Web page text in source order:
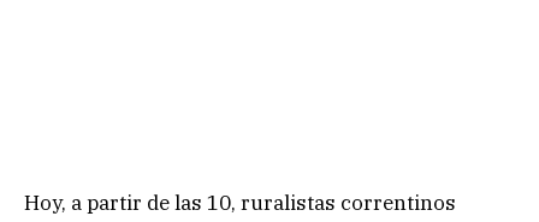
Hoy, a partir de las 10, ruralistas correntinos